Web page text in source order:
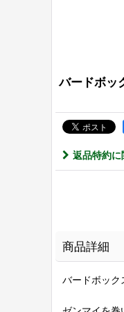
バードボッ
返品特約
商品詳細
バードボック